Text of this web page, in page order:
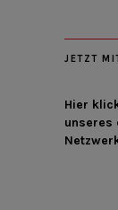
JETZT
Hier
unseres